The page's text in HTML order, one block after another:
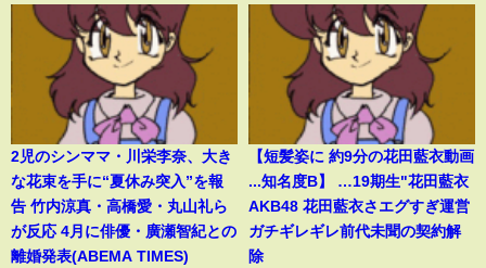
2児のシンママ・川栄李奈、大き
な花束を手に“夏休み突入”を報
告 竹内涼真・高橋愛・丸山礼ら
が反応 4月に俳優・廣瀬智紀との
離婚発表(ABEMA TIMES)
【短髪姿に 約9分の花田藍衣動画
...知名度B】 …19期生"花田藍衣
AKB48 花田藍衣さエグすぎ運営
ガチギレギレ前代未聞の契約解
除